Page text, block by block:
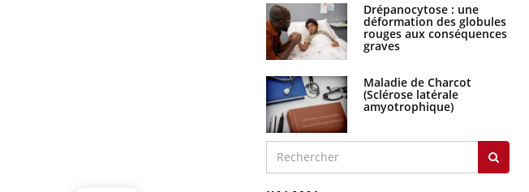
Drépanocytose : une
déformation des globules
rouges aux conséquences
graves
Maladie de Charcot
(Sclérose latérale
amyotrophique)